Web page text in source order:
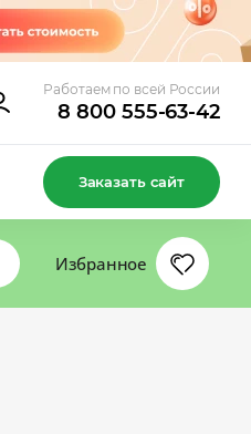
Работаем по всей России
8 800 555-63-42
Заказать сайт
Избранное